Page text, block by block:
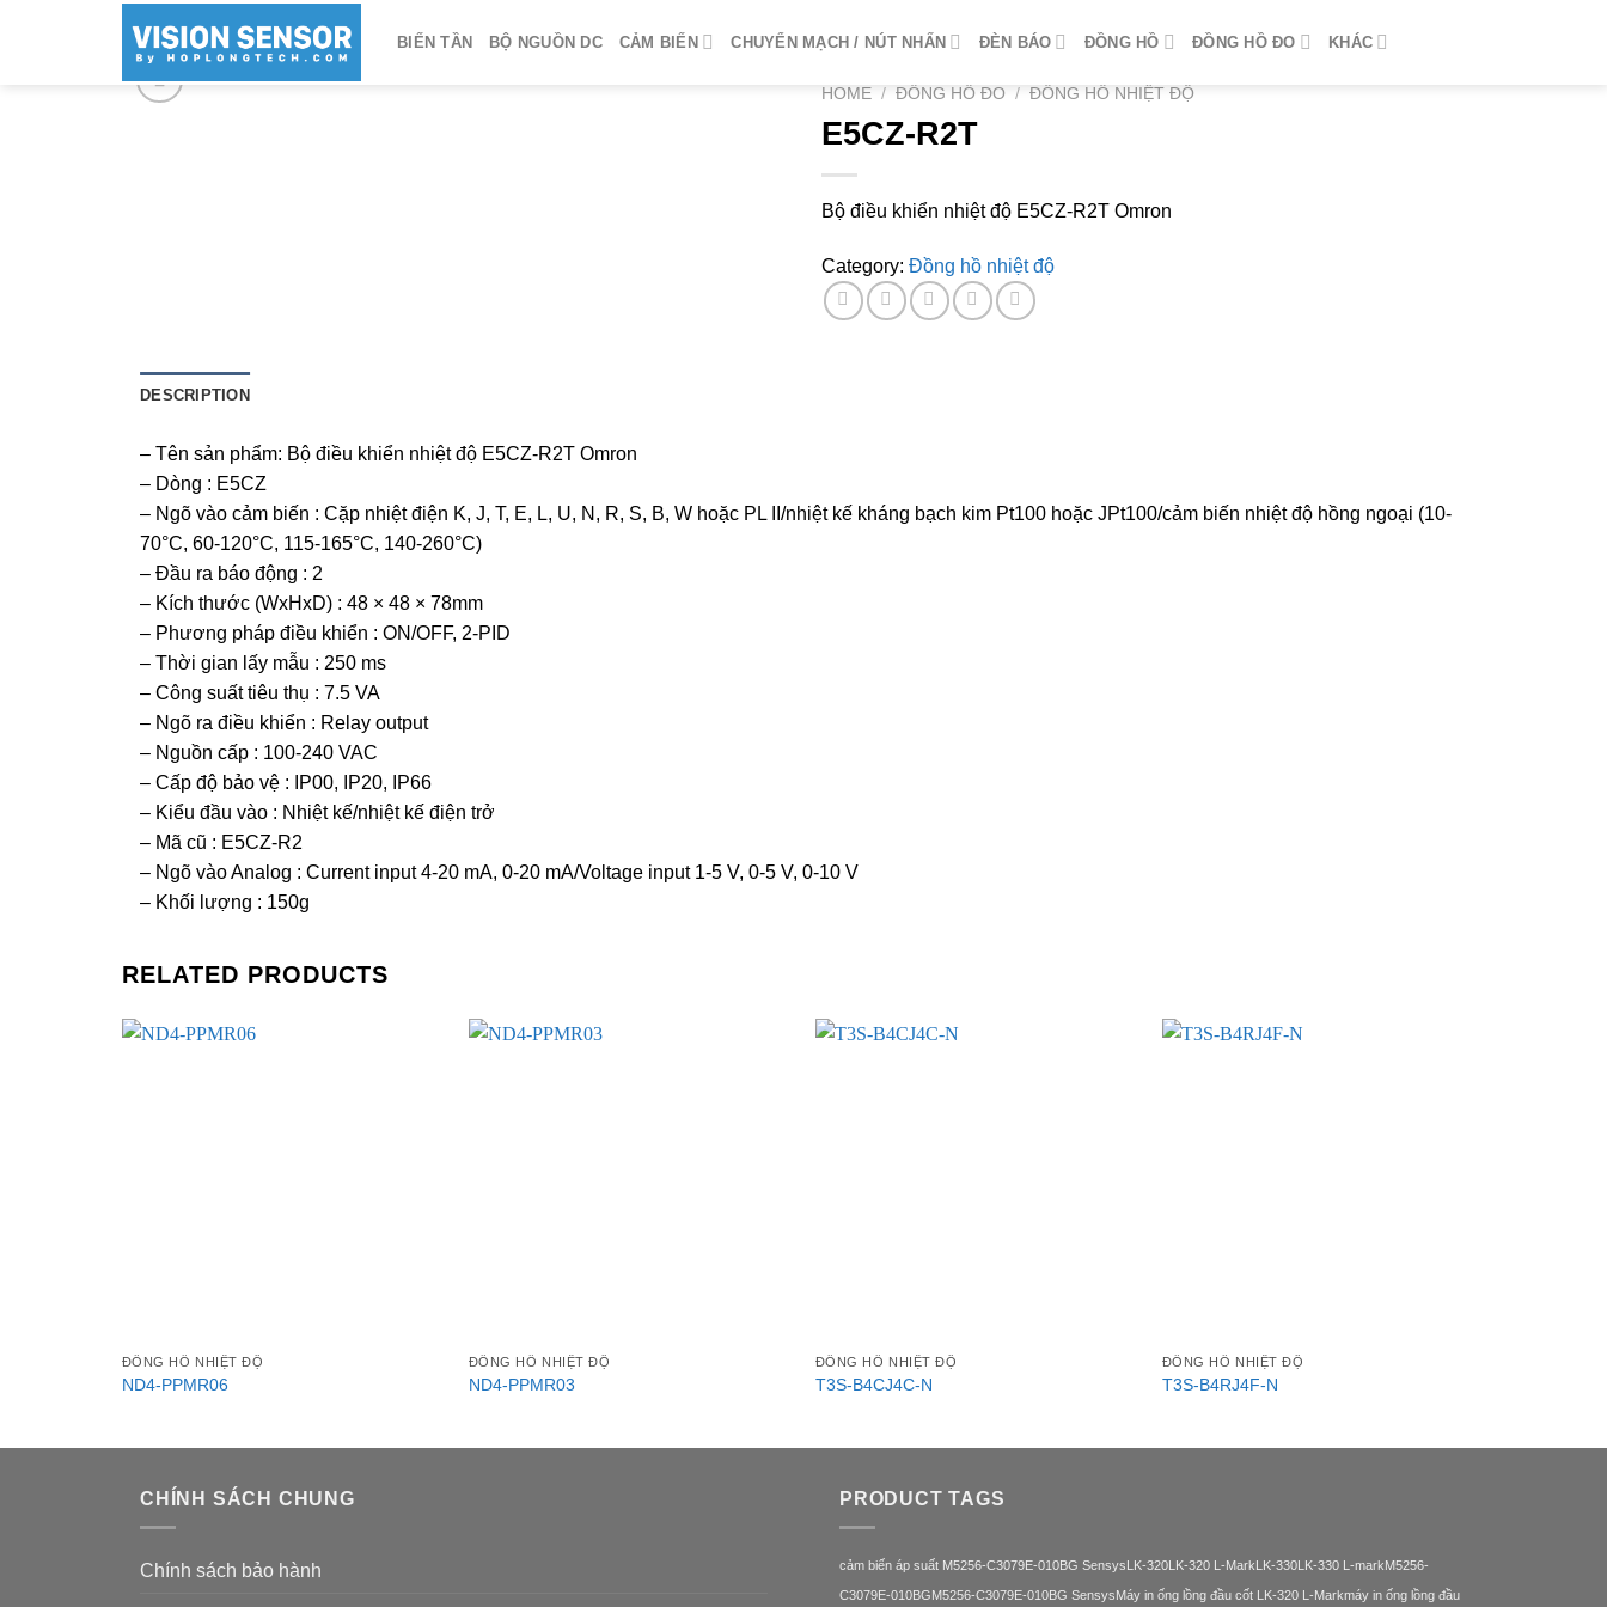
BIẾN TẦN BỘ NGUỒN DC CẢM BIẾN CHUYỂN MẠCH / NÚT NHẤN ĐÈN BÁO ĐỒNG HỒ ĐỒNG HỒ ĐO KHÁC
HOME / ĐỒNG HỒ ĐO / ĐỒNG HỒ NHIỆT ĐỘ
E5CZ-R2T
Bộ điều khiển nhiệt độ E5CZ-R2T Omron
Category: Đồng hồ nhiệt độ
DESCRIPTION
– Tên sản phẩm: Bộ điều khiển nhiệt độ E5CZ-R2T Omron
– Dòng : E5CZ
– Ngõ vào cảm biến : Cặp nhiệt điện K, J, T, E, L, U, N, R, S, B, W hoặc PL II/nhiệt kế kháng bạch kim Pt100 hoặc JPt100/cảm biến nhiệt độ hồng ngoại (10-
70°C, 60-120°C, 115-165°C, 140-260°C)
– Đầu ra báo động : 2
– Kích thước (WxHxD) : 48 × 48 × 78mm
– Phương pháp điều khiển : ON/OFF, 2-PID
– Thời gian lấy mẫu : 250 ms
– Công suất tiêu thụ : 7.5 VA
– Ngõ ra điều khiển : Relay output
– Nguồn cấp : 100-240 VAC
– Cấp độ bảo vệ : IP00, IP20, IP66
– Kiểu đầu vào : Nhiệt kế/nhiệt kế điện trở
– Mã cũ : E5CZ-R2
– Ngõ vào Analog : Current input 4-20 mA, 0-20 mA/Voltage input 1-5 V, 0-5 V, 0-10 V
– Khối lượng : 150g
RELATED PRODUCTS
ĐỒNG HỒ NHIỆT ĐỘ
ND4-PPMR06
ĐỒNG HỒ NHIỆT ĐỘ
ND4-PPMR03
ĐỒNG HỒ NHIỆT ĐỘ
T3S-B4CJ4C-N
ĐỒNG HỒ NHIỆT ĐỘ
T3S-B4RJ4F-N
CHÍNH SÁCH CHUNG
Chính sách bảo hành
PRODUCT TAGS
cảm biến áp suất M5256-C3079E-010BG Sensys LK-320 LK-320 L-Mark LK-330 LK-330 L-markM5256-
C3079E-010BGM5256-C3079E-010BG SensysMáy in ống lồng đầu cốt LK-320 L-Markmáy in ống lồng đầu